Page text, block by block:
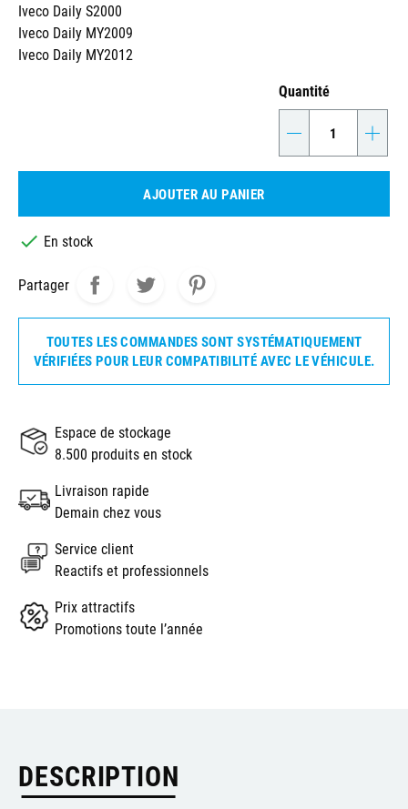
Iveco Daily S2000
Iveco Daily MY2009
Iveco Daily MY2012
Quantité
- +
AJOUTER AU PANIER
 En stock
Partager
TOUTES LES COMMANDES SONT SYSTÉMATIQUEMENT
VÉRIFIÉES POUR LEUR COMPATIBILITÉ AVEC LE VÉHICULE.
Espace de stockage
8.500 produits en stock
Livraison rapide
Demain chez vous
Service client
Reactifs et professionnels
Prix attractifs
Promotions toute l’année
DESCRIPTION